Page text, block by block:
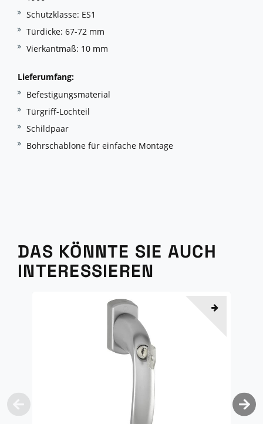
Schutzklasse: ES1
Türdicke: 67-72 mm
Vierkantmaß: 10 mm
Lieferumfang:
Befestigungsmaterial
Türgriff-Lochteil
Schildpaar
Bohrschablone für einfache Montage
DAS KÖNNTE SIE AUCH
INTERESSIEREN